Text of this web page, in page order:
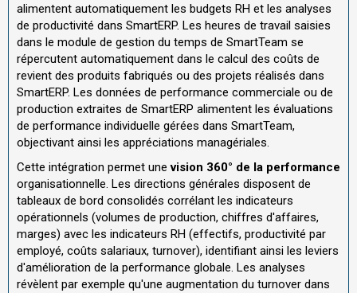
alimentent automatiquement les budgets RH et les analyses
de productivité dans SmartERP. Les heures de travail saisies
dans le module de gestion du temps de SmartTeam se
répercutent automatiquement dans le calcul des coûts de
revient des produits fabriqués ou des projets réalisés dans
SmartERP. Les données de performance commerciale ou de
production extraites de SmartERP alimentent les évaluations
de performance individuelle gérées dans SmartTeam,
objectivant ainsi les appréciations managériales.
Cette intégration permet unevision 360° de la performance
organisationnelle. Les directions générales disposent de
tableaux de bord consolidés corrélant les indicateurs
opérationnels (volumes de production, chiffres d'affaires,
marges) avec les indicateurs RH (effectifs, productivité par
employé, coûts salariaux, turnover), identifiant ainsi les leviers
d'amélioration de la performance globale. Les analyses
révèlent par exemple qu'une augmentation du turnover dans